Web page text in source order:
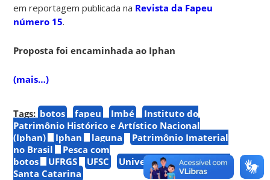
em reportagem publicada na Revista da Fapeu
número 15.
Proposta foi encaminhada ao Iphan
(mais…)
Tags: botos fapeu Imbé
Instituto do
Patrimônio Histórico e Artístico Nacional
(Iphan)
Iphan laguna
Patrimônio Imaterial
no Brasil
Pesca com
botos
UFRGS UFSC
Universidade Federal de
Santa Catarina